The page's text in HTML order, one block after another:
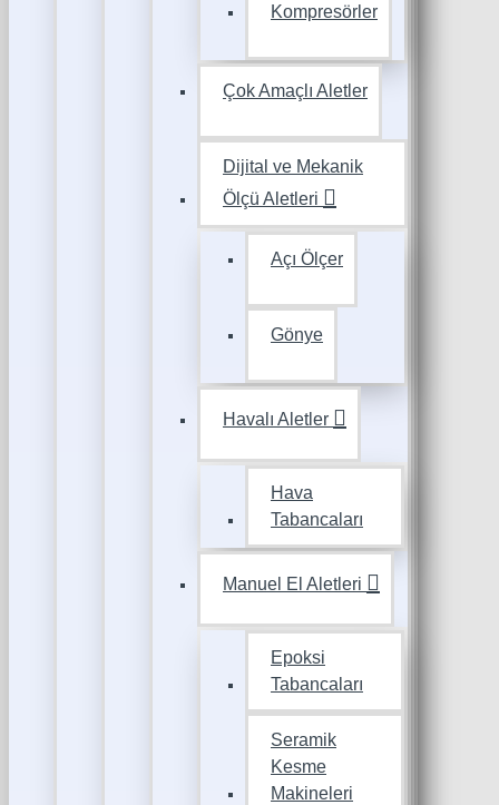
Kompresörler
Çok Amaçlı Aletler
Dijital ve Mekanik
Ölçü Aletleri
Açı Ölçer
Gönye
Havalı Aletler
Hava
Tabancaları
Manuel El Aletleri
Epoksi
Tabancaları
Seramik
Kesme
Makineleri